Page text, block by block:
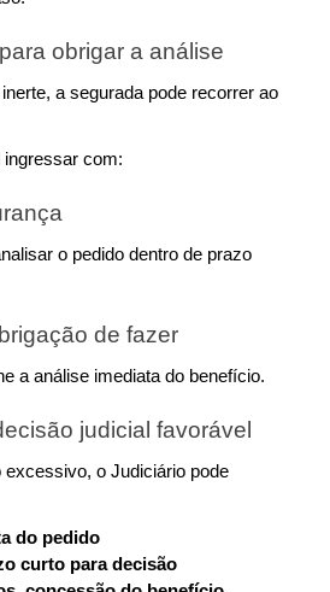
obrigar a análise
a segurada pode recorrer ao
com:
o pedido dentro de prazo
de fazer
a análise imediata do benefício.
judicial favorável
o Judiciário pode
do pedido
curto para decisão